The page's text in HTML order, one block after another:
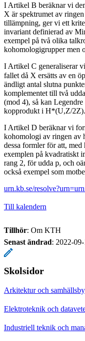
I Artikel B beräknar vi
X är spektrumet av
tillämpning, ger vi ett
invariant definierad av
exempel på två olika
kohomologigrupper men
I Artikel C generaliserar
fallet då X ersätts av en
ändligt antal slutna
komplementet till två
(mod 4), så kan
kopprodukt i H*(U,Z/2Z).
I Artikel D beräknar vi
kohomologi av ringen av
dessa formler för att,
exemplen på kvadratiskt
rang 2, för udda p, och
också exempel som
urn.kb.se/
Till kalendern
Tillhör: Om KTH
Senast ändrad: 2022-
Skolsidor
Arkitektur och
Elektroteknik och
Industriell teknik och